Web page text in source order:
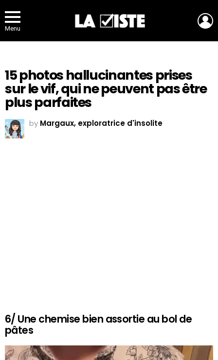
Menu
15 photos hallucinantes prises
sur le vif, qui ne peuvent pas être
plus parfaites
by Margaux, exploratrice d'insolite
6/ Une chemise bien assortie au bol de
pâtes